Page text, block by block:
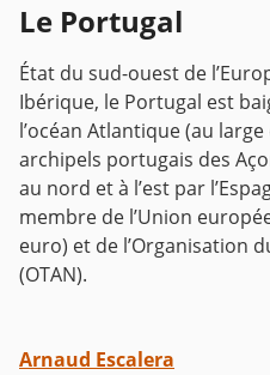
Le Portugal
État du sud-ouest de
Ibérique, le Portugal est
l’océan Atlantique (au
archipels portugais des
au nord et à l’est par
membre de l’Union
euro) et de l’Organisation
(OTAN).
Arnaud Escalera